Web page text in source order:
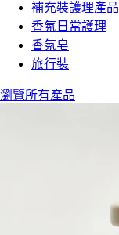
補充裝護理產品
香氛日常護理
香氛皂
旅行裝
瀏覽所有產品